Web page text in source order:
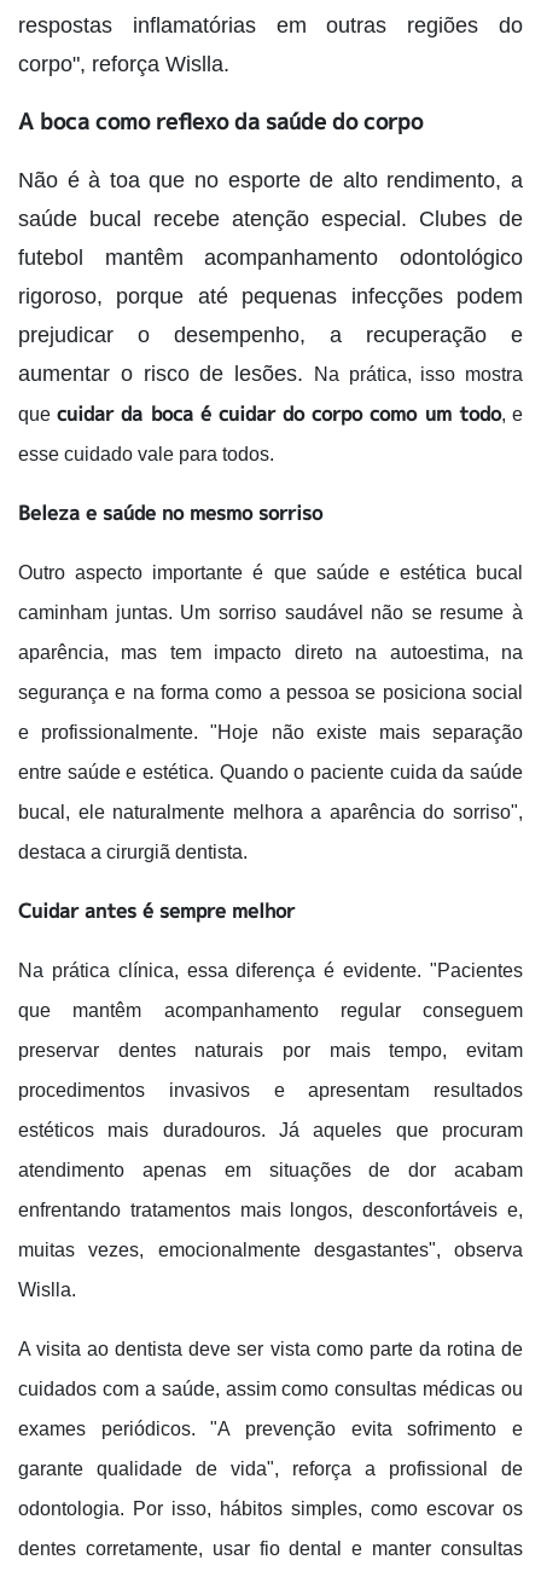
respostas inflamatórias em outras regiões do
corpo", reforça Wislla.
A boca como reflexo da saúde do corpo
Não é à toa que no esporte de alto rendimento, a
saúde bucal recebe atenção especial. Clubes de
futebol mantêm acompanhamento odontológico
rigoroso, porque até pequenas infecções podem
prejudicar o desempenho, a recuperação e
aumentar o risco de lesões.
Na prática, isso mostra
quecuidar da boca é cuidar do corpo como um todo, e
esse cuidado vale para todos.
Beleza e saúde no mesmo sorriso
Outro aspecto importante é que saúde e estética bucal
caminham juntas. Um sorriso saudável não se resume à
aparência, mas tem impacto direto na autoestima, na
segurança e na forma como a pessoa se posiciona social
e profissionalmente. "Hoje não existe mais separação
entre saúde e estética. Quando o paciente cuida da saúde
bucal, ele naturalmente melhora a aparência do sorriso",
destaca a cirurgiã dentista.
Cuidar antes é sempre melhor
Na prática clínica, essa diferença é evidente. "Pacientes
que mantêm acompanhamento regular conseguem
preservar dentes naturais por mais tempo, evitam
procedimentos invasivos e apresentam resultados
estéticos mais duradouros. Já aqueles que procuram
atendimento apenas em situações de dor acabam
enfrentando tratamentos mais longos, desconfortáveis e,
muitas vezes, emocionalmente desgastantes", observa
Wislla.
A visita ao dentista deve ser vista como parte da rotina de
cuidados com a saúde, assim como consultas médicas ou
exames periódicos. "A prevenção evita sofrimento e
garante qualidade de vida", reforça a profissional de
odontologia. Por isso, hábitos simples, como escovar os
dentes corretamente, usar fio dental e manter consultas